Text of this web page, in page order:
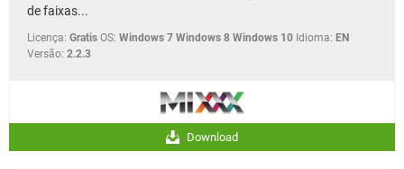
de faixas...
Licença: Gratis OS: Windows 7 Windows 8 Windows 10 Idioma: EN
Versão: 2.2.3
Download